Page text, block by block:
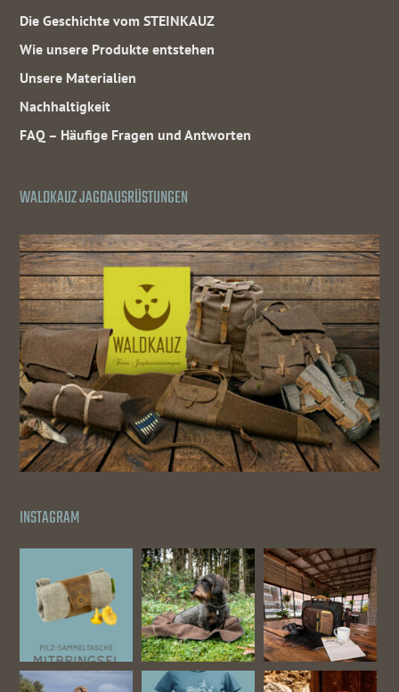
Die Geschichte vom STEINKAUZ
Wie unsere Produkte entstehen
Unsere Materialien
Nachhaltigkeit
FAQ – Häufige Fragen und Antworten
WALDKAUZ JAGDAUSRÜSTUNGEN
INSTAGRAM